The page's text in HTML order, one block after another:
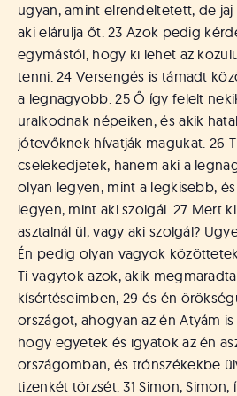
ugyan, amint elrendeltetett, de
aki elárulja őt. 23 Azok pedig
egymástól, hogy ki lehet az
tenni. 24 Versengés is támadt
a legnagyobb. 25 Ő így felelt
uralkodnak népeiken, és akik
jótevőknek hívatják magukat. 26
cselekedjetek, hanem aki a
olyan legyen, mint a legkisebb,
legyen, mint aki szolgál. 27 Mert
asztalnál ül, vagy aki szolgál?
Én pedig olyan vagyok
Ti vagytok azok, akik
kísértéseimben, 29 és én
országot, ahogyan az én Atyám
hogy egyetek és igyatok az én
országomban, és trónszékekbe
tizenkét törzsét. 31 Simon, Simon,